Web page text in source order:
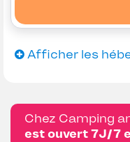
Afficher les
Chez Camping
est ouvert 7J/7